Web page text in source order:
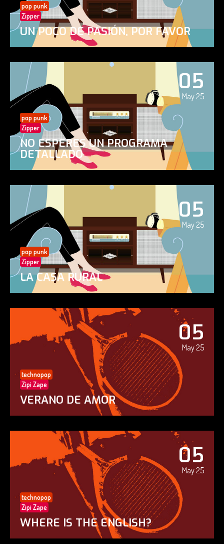
pop punk
Zipper
UN POCO DE PASIÓN, POR FAVOR
05
May 25
pop punk
Zipper
NO ESPERES UN PROGRAMA
DETALLADO
05
May 25
pop punk
Zipper
LA CASA RURAL
05
May 25
technopop
Zipi Zape
VERANO DE AMOR
05
May 25
technopop
Zipi Zape
WHERE IS THE ENGLISH?